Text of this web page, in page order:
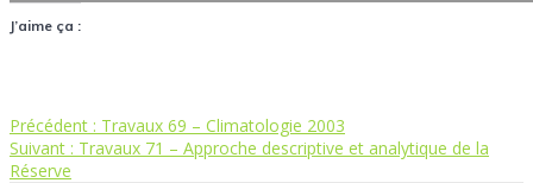
J’aime ça :
Navigation
Précédent : Article
précédent
Travaux 69 – Climatologie 2003
Suivant : Article
Travaux 71 – Approche descriptive et analytique de la
Réserve